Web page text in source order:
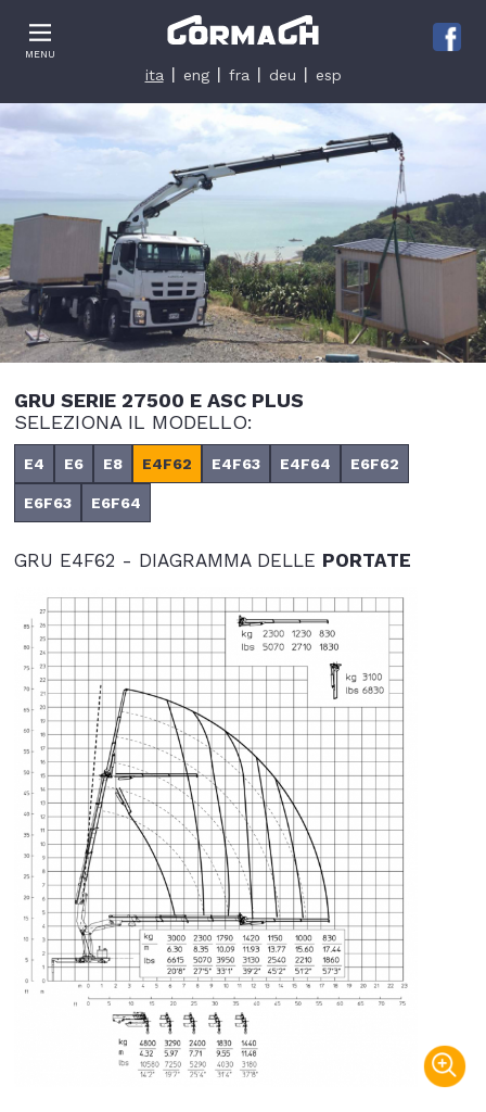
MENU
ita eng fra deu esp
GRU SERIE 27500 E ASC PLUS
SELEZIONA IL MODELLO:
E4 E6 E8 E4F62 E4F63 E4F64 E6F62
E6F63 E6F64
GRU E4F62 - DIAGRAMMA DELLE PORTATE
Informativa sulla raccolta
Le tue preferenze relative alla privacy